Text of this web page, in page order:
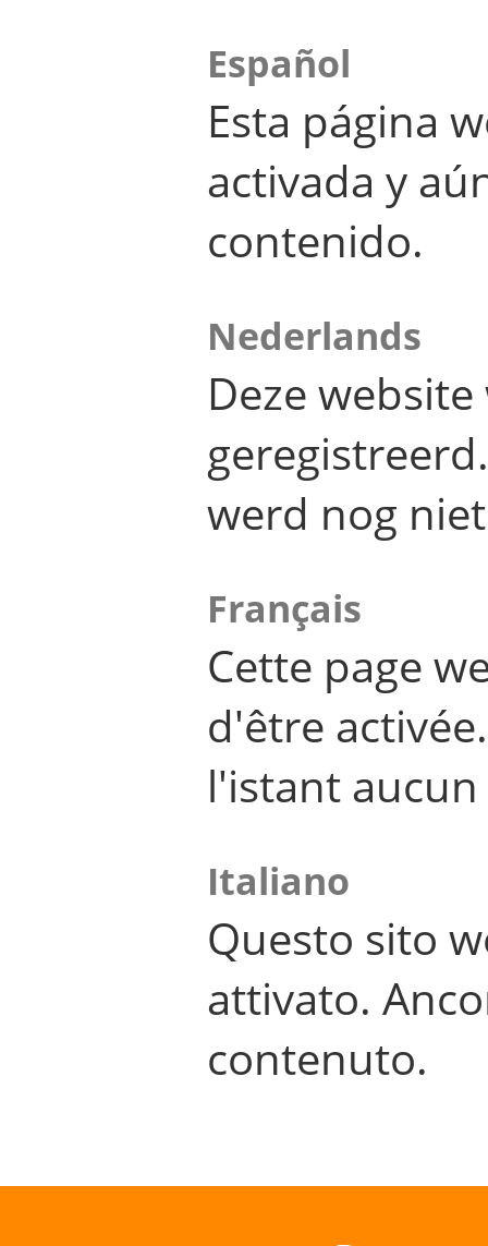
Español
Esta página
activada y
contenido.
Nederlands
Deze
werd nog
Français
Cette page
d'être
l'istant
Italiano
Questo sito
attivato.
contenuto.